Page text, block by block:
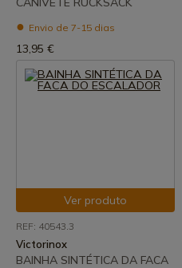
Envio de 7-15 dias
13,95 €
Ver produto
REF: 40543.3
Victorinox
BAINHA SINTÉTICA DA FACA